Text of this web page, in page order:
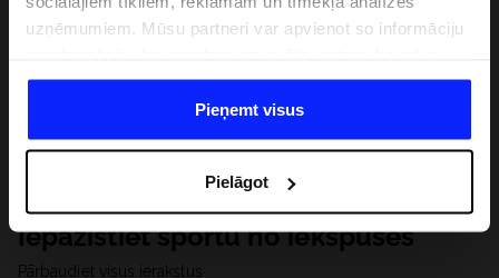
uzņēmumiem. Mūsu partneri var apvienot so informāciju
datiem, ko viņi iegūst, izmantojot viņu pakalpojumus. Ar
Jūsu atļauju, mēs varam pārsūtīt Jūsu personas datus
saviem partneriem, lai uzlabotu veidu, kadā tiek rādīta
saturu un uzlabotu mūsu partneru piedāvātos risinajumus
( piem. socialos tīklus). Detalizētu informāciju var atrast
mūsu Privātuma politikā un sadaļā "Detaļas".
Pieņemt visus
Pielāgot
Iepazīstiet sportu no iekšpuses
Pārbaudiet visus ierakstus